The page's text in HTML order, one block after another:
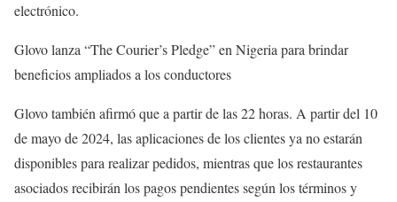
electrónico.
Glovo lanza “The Courier’s Pledge” en Nigeria para brindar
beneficios ampliados a los conductores
Glovo también afirmó que a partir de las 22 horas. A partir del 10
de mayo de 2024, las aplicaciones de los clientes ya no estarán
disponibles para realizar pedidos, mientras que los restaurantes
asociados recibirán los pagos pendientes según los términos y